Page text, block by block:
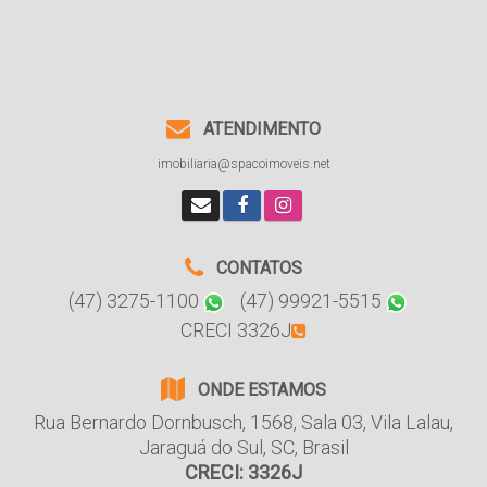
ATENDIMENTO
imobiliaria@spacoimoveis.net
CONTATOS
(47) 3275-1100
(47) 99921-5515
CRECI 3326J
ONDE ESTAMOS
Rua Bernardo Dornbusch, 1568, Sala 03, Vila Lalau,
Jaraguá do Sul , SC, Brasil
CRECI: 3326J